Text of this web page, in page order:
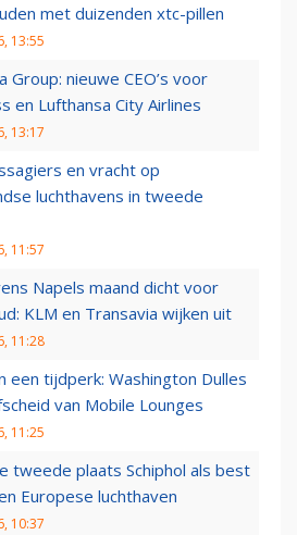
met duizenden xtc-pillen
13:55
Group: nieuwe CEO’s voor
en Lufthansa City Airlines
13:17
en vracht op
luchthavens in tweede
11:57
Napels maand dicht voor
KLM en Transavia wijken uit
11:28
een tijdperk: Washington Dulles
van Mobile Lounges
11:25
tweede plaats Schiphol als best
Europese luchthaven
10:37